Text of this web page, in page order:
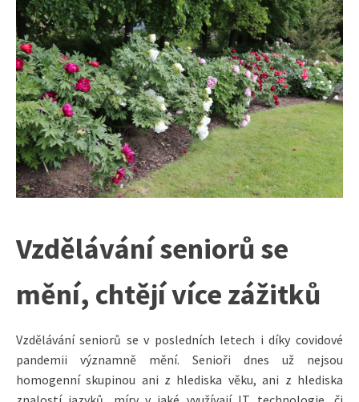
Vzdělávání seniorů se
mění, chtějí více zážitků
Vzdělávání seniorů se v posledních letech i díky covidové
pandemii významně mění. Senioři dnes už nejsou
homogenní skupinou ani z hlediska věku, ani z hlediska